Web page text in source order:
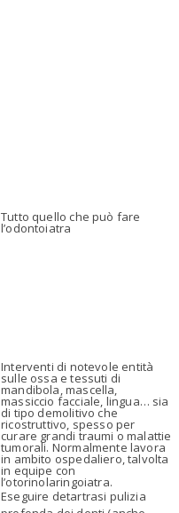
Tutto quello che può fare
l’odontoiatra
Interventi di notevole entità
sulle ossa e tessuti di
mandibola, mascella,
massiccio facciale, lingua… sia
di tipo demolitivo che
ricostruttivo, spesso per
curare grandi traumi o malattie
tumorali. Normalmente lavora
in ambito ospedaliero, talvolta
in equipe con
l’otorinolaringoiatra.
Eseguire detartrasi pulizia